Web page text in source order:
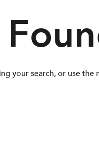
your search, or use